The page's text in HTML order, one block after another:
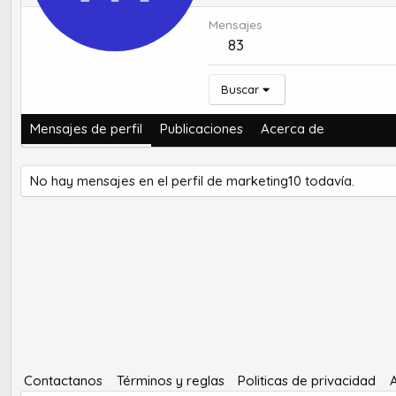
Mensajes
83
Buscar
Mensajes de perfil Publicaciones Acerca de
No hay mensajes en el perfil de marketing10 todavía.
Contactanos Términos y reglas Politicas de privacidad